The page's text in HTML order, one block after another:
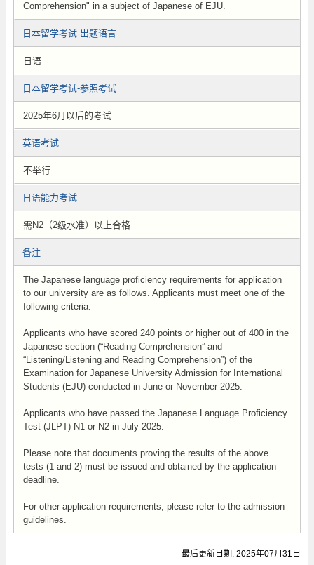
Comprehension" in a subject of Japanese of EJU.
日本留学考试-出题语言
日语
日本留学考试-参照考试
2025年6月以后的考试
英语考试
不举行
日语能力考试
需N2（2级水准）以上合格
备注
The Japanese language proficiency requirements for application
to our university are as follows. Applicants must meet one of the
following criteria:
Applicants who have scored 240 points or higher out of 400 in the
Japanese section (“Reading Comprehension” and
“Listening/Listening and Reading Comprehension”) of the
Examination for Japanese University Admission for International
Students (EJU) conducted in June or November 2025.
Applicants who have passed the Japanese Language Proficiency
Test (JLPT) N1 or N2 in July 2025.
Please note that documents proving the results of the above
tests (1 and 2) must be issued and obtained by the application
deadline.
For other application requirements, please refer to the admission
guidelines.
最后更新日期: 2025年07月31日